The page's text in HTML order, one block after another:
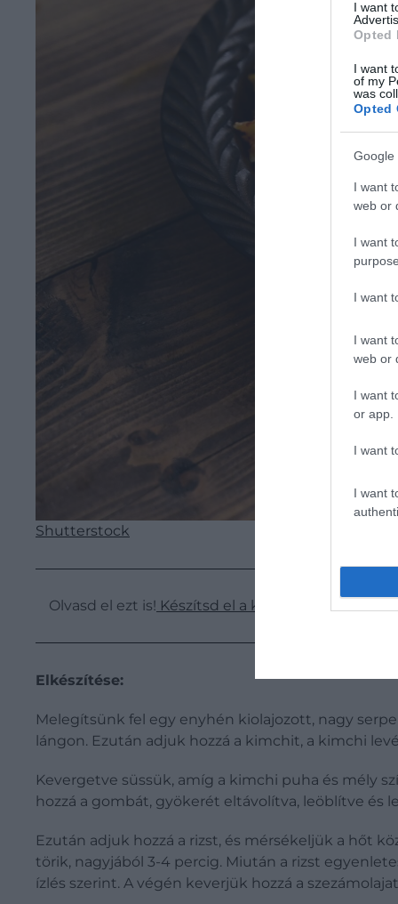
I want
Opted
I want
of my
was
Opted
Google
I want
web or
I want
I want
I want
web or
I want
or app.
I want
I want
Shutterstock
Olvasd el ezt is! Készítsd el a koreaiak egyik nagy
Elkészítése:
Melegítsünk fel egy enyhén kiolajozott, nagy
lángon. Ezután adjuk hozzá a kimchit, a kimchi
Kevergetve süssük, amíg a kimchi puha és mély
hozzá a gombát, gyökerét eltávolítva, leöblítve és
Ezután adjuk hozzá a rizst, és mérsékeljük a hőt
törik, nagyjából 3-4 percig. Miután a rizst
ízlés szerint. A végén keverjük hozzá a